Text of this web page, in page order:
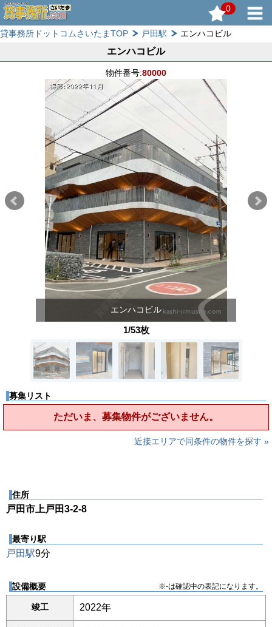
0
貸事務所ドットコムさいたまTOP 戸田駅 エンハコビル
エンハコビル
物件番号:80000
エンハコビル
1/53枚
募集リスト
ただいま、募集物件がございません。
近接エリアで同条件の物件を探す »
住所
戸田市上戸田3-2-8
最寄り駅
戸田駅9分
設備概要 ※-は確認中の表記になります。
竣工 2022年